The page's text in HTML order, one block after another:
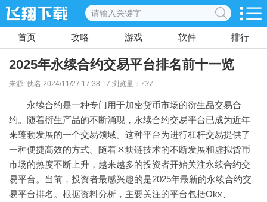
首页 攻略 游戏 软件 排行
2025年永续合约交易平台排名前十一览
来源: 佚名 2024/11/27 17:38:17 浏览量： 737
永续合约是一种专门用于加密货币市场的衍生品交易合
约。随着衍生产品的不断涌现，永续合约交易平台已成为近年
来蓬勃发展的一个交易领域。这种平台为进行杠杆交易提供了
一种便捷高效的方式。随着区块链技术的不断发展和虚拟货币
市场的热度不断上升，越来越多的投资者开始关注永续合约交
易平台。当前，投资者最感兴趣的是2025年最新的永续合约交
易平台排名。根据资料分析，主要关注的平台包括Okx、